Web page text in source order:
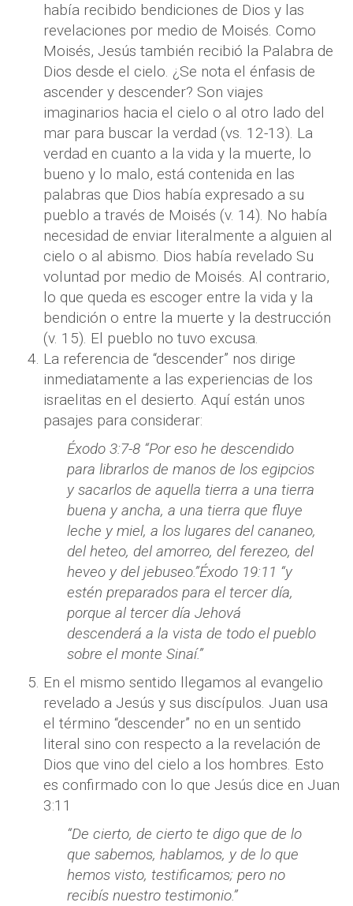
había recibido bendiciones de Dios y las
revelaciones por medio de Moisés. Como
Moisés, Jesús también recibió la Palabra de
Dios desde el cielo. ¿Se nota el énfasis de
ascender y descender? Son viajes
imaginarios hacia el cielo o al otro lado del
mar para buscar la verdad (vs. 12-13). La
verdad en cuanto a la vida y la muerte, lo
bueno y lo malo, está contenida en las
palabras que Dios había expresado a su
pueblo a través de Moisés (v. 14). No había
necesidad de enviar literalmente a alguien al
cielo o al abismo. Dios había revelado Su
voluntad por medio de Moisés. Al contrario,
lo que queda es escoger entre la vida y la
bendición o entre la muerte y la destrucción
(v. 15). El pueblo no tuvo excusa.
La referencia de “descender” nos dirige
inmediatamente a las experiencias de los
israelitas en el desierto. Aquí están unos
pasajes para considerar:
Éxodo 3:7-8 “Por eso he descendido
para librarlos de manos de los egipcios
y sacarlos de aquella tierra a una tierra
buena y ancha, a una tierra que fluye
leche y miel, a los lugares del cananeo,
del heteo, del amorreo, del ferezeo, del
heveo y del jebuseo.”Éxodo 19:11 “y
estén preparados para el tercer día,
porque al tercer día Jehová
descenderá a la vista de todo el pueblo
sobre el monte Sinaí.”
En el mismo sentido llegamos al evangelio
revelado a Jesús y sus discípulos. Juan usa
el término “descender” no en un sentido
literal sino con respecto a la revelación de
Dios que vino del cielo a los hombres. Esto
es confirmado con lo que Jesús dice en Juan
3:11
“De cierto, de cierto te digo que de lo
que sabemos, hablamos, y de lo que
hemos visto, testificamos; pero no
recibís nuestro testimonio.”